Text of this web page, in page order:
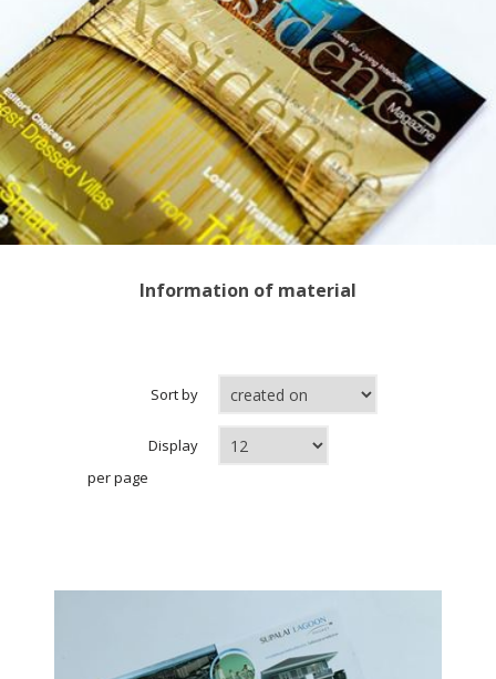
Information of material
Sort by
Display
per page